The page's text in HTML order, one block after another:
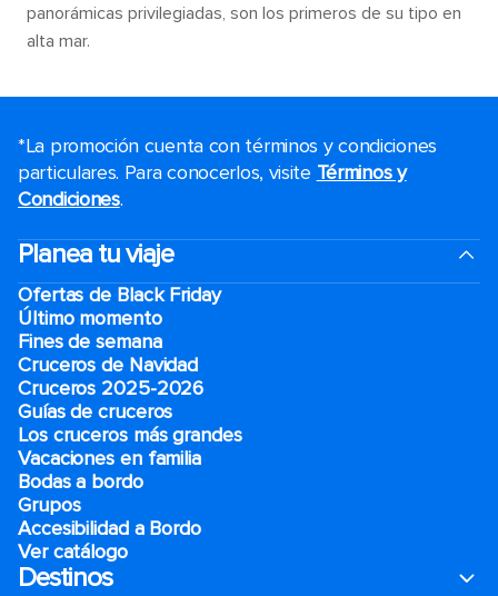
panorámicas privilegiadas, son los primeros de su tipo en
alta mar.
*La promoción cuenta con términos y condiciones
particulares. Para conocerlos, visite Términos y
Condiciones.
Planea tu viaje
Ofertas de Black Friday
Último momento
Fines de semana
Cruceros de Navidad
Cruceros 2025-2026
Guías de cruceros
Los cruceros más grandes
Vacaciones en familia
Bodas a bordo
Grupos
Accesibilidad a Bordo
Ver catálogo
Destinos